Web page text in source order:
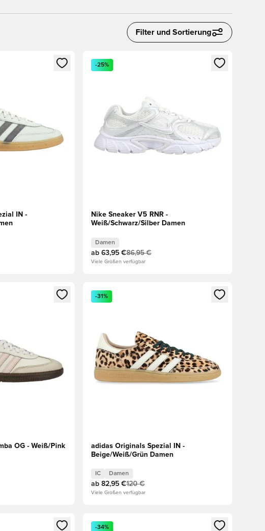
Filter und Sortierung
zum Anmelden oder Registrieren als Mitglied
IN -
Öffnet ein neues Fenster zum Anmelden oder
-25%
Nike Sneaker V5 RNR -
Weiß/Schwarz/Silber Damen
Damen
ab 63,95 €86,95 €
Viele Größen verfügbar
zum Anmelden oder Registrieren als Mitglied
OG - Weiß/Pink
Öffnet ein neues Fenster zum Anmelden oder
-31%
adidas Originals Spezial IN -
Beige/Weiß/Grün Damen
IC Damen
ab 82,95 €120 €
Viele Größen verfügbar
zum Anmelden oder Registrieren als Mitglied
Öffnet ein neues Fenster zum Anmelden oder
-34%